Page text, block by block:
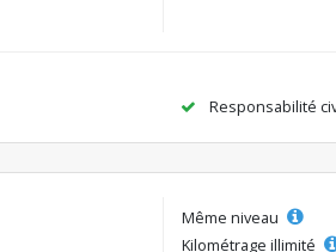
Responsabilité
Même niveau
Kilométrage illimité